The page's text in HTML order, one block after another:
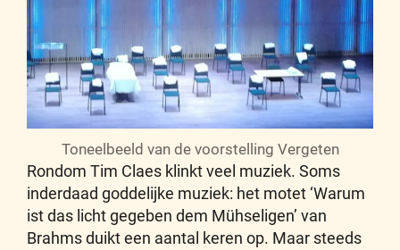
Toneelbeeld van de voorstelling Vergeten
Rondom Tim Claes klinkt veel muziek. Soms
inderdaad goddelijke muziek: het motet ‘Warum
ist das licht gegeben dem Mühseligen’ van
Brahms duikt een aantal keren op. Maar steeds